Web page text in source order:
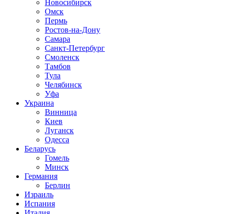
Новосибирск
Омск
Пермь
Ростов-на-Дону
Самара
Санкт-Петербург
Смоленск
Тамбов
Тула
Челябинск
Уфа
Украина
Винница
Киев
Луганск
Одесса
Беларусь
Гомель
Минск
Германия
Берлин
Израиль
Испания